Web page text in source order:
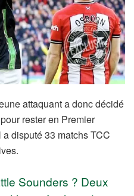
attaquant a donc décidé
rester en Premier
disputé 33 matchs TCC
Sounders ? Deux